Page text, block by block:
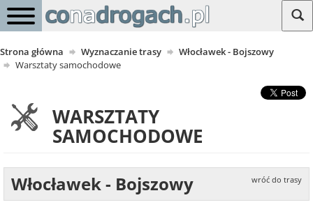
Strona główna Wyznaczanie trasy
Włocławek - Bojszowy
Warsztaty samochodowe
WARSZTATY
SAMOCHODOWE
Włocławek - Bojszowy wróć do trasy